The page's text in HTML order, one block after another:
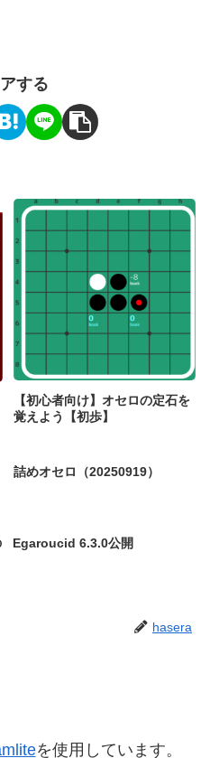
する
【初心者向け】オセロの定石を
覚えよう【初歩】
詰めオセロ（20250919）
Egaroucid 6.3.0公開
hasera
を使用しています。